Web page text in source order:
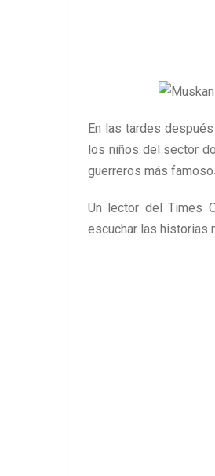
En las tardes
los niños del sector
guerreros más
Un lector del Times
escuchar las historias